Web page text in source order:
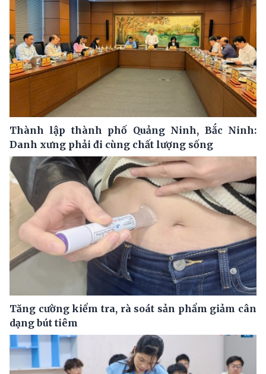
Thành lập thành phố Quảng Ninh, Bắc Ninh:
Danh xưng phải đi cùng chất lượng sống
Tăng cường kiểm tra, rà soát sản phẩm giảm cân
dạng bút tiêm